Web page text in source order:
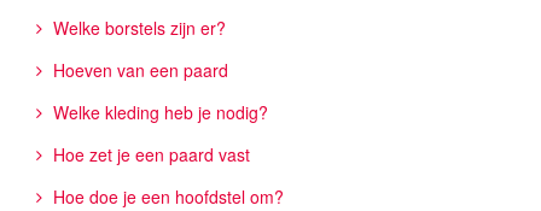
Welke borstels zijn er?
Hoeven van een paard
Welke kleding heb je nodig?
Hoe zet je een paard vast
Hoe doe je een hoofdstel om?